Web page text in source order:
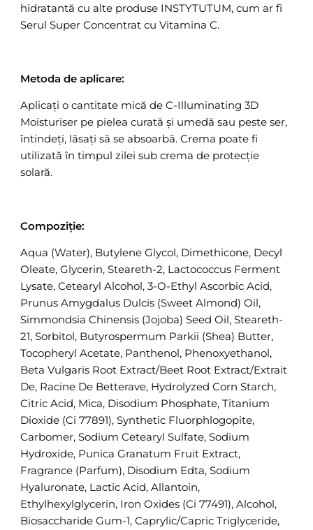
hidratantă cu alte produse INSTYTUTUM, cum ar fi
Serul Super Concentrat cu Vitamina C.
Metoda de aplicare:
Aplicați o cantitate mică de C-Illuminating 3D
Moisturiser pe pielea curată și umedă sau peste ser,
întindeți, lăsați să se absoarbă. Crema poate fi
utilizată în timpul zilei sub crema de protecție
solară.
Compoziție:
Aqua (Water), Butylene Glycol, Dimethicone, Decyl
Oleate, Glycerin, Steareth-2, Lactococcus Ferment
Lysate, Cetearyl Alcohol, 3-O-Ethyl Ascorbic Acid,
Prunus Amygdalus Dulcis (Sweet Almond) Oil,
Simmondsia Chinensis (Jojoba) Seed Oil, Steareth-
21, Sorbitol, Butyrospermum Parkii (Shea) Butter,
Tocopheryl Acetate, Panthenol, Phenoxyethanol,
Beta Vulgaris Root Extract/Beet Root Extract/Extrait
De, Racine De Betterave, Hydrolyzed Corn Starch,
Citric Acid, Mica, Disodium Phosphate, Titanium
Dioxide (Ci 77891), Synthetic Fluorphlogopite,
Carbomer, Sodium Cetearyl Sulfate, Sodium
Hydroxide, Punica Granatum Fruit Extract,
Fragrance (Parfum), Disodium Edta, Sodium
Hyaluronate, Lactic Acid, Allantoin,
Ethylhexylglycerin, Iron Oxides (Ci 77491), Alcohol,
Biosaccharide Gum-1, Caprylic/Capric Triglyceride,